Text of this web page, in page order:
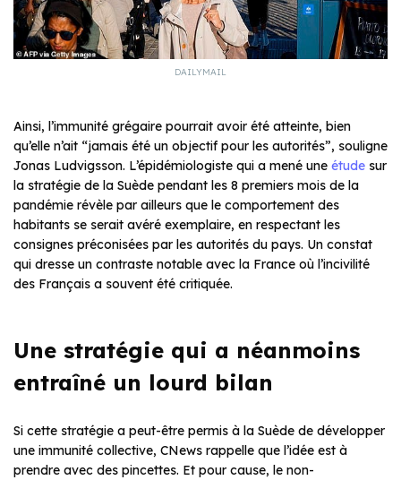
DAILYMAIL
Ainsi, l’immunité grégaire pourrait avoir été atteinte, bien
qu’elle n’ait “jamais été un objectif pour les autorités”, souligne
Jonas Ludvigsson. L’épidémiologiste qui a mené une étude sur
la stratégie de la Suède pendant les 8 premiers mois de la
pandémie révèle par ailleurs que le comportement des
habitants se serait avéré exemplaire, en respectant les
consignes préconisées par les autorités du pays. Un constat
qui dresse un contraste notable avec la France où l’incivilité
des Français a souvent été critiquée.
Une stratégie qui a néanmoins
entraîné un lourd bilan
Si cette stratégie a peut-être permis à la Suède de développer
une immunité collective, CNews rappelle que l’idée est à
prendre avec des pincettes. Et pour cause, le non-